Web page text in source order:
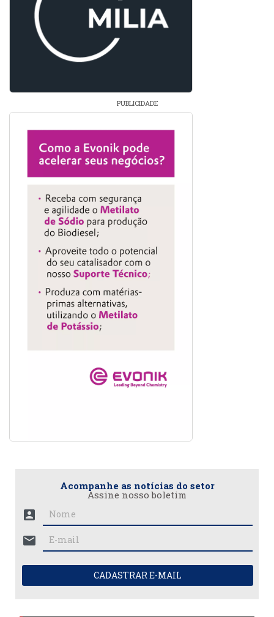
PUBLICIDADE
Acompanhe as notícias do setor
Assine nosso boletim
account_box
mail
CADASTRAR E-MAIL